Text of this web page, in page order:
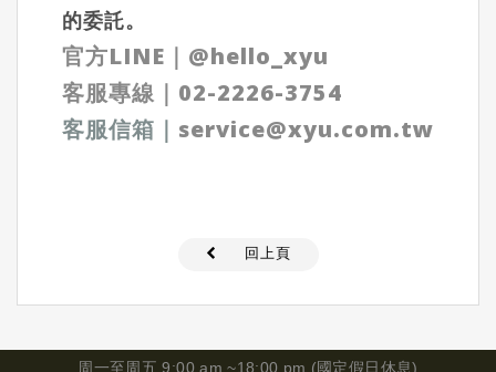
的委託。
官方LINE ｜ @hello_xyu
客服專線｜ 02-2226-3754
客服信箱 ｜ service@xyu.com.tw
回上頁
周一至周五 9:00 am ~18:00 pm (國定假日休息)